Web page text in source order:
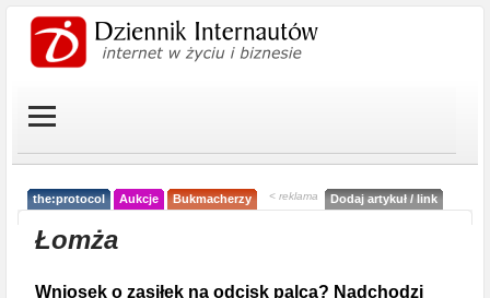
the:protocol Aukcje Bukmacherzy < reklama Dodaj artykuł / link
Łomża
Wniosek o zasiłek na odcisk palca? Nadchodzi